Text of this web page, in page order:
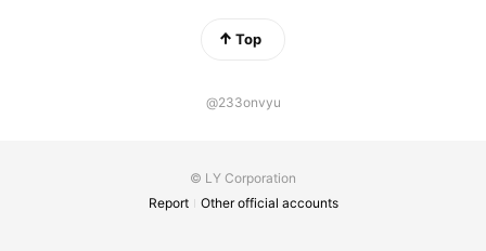
Top
@233onvyu
© LY Corporation
Report
Other official accounts